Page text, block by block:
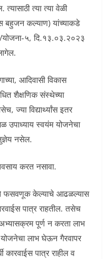
त्या त्या वेळी
बहुजन कल्याण) यांच्याकडे
५, दि.१३.०३.२०२३
आदिवासी विकास
शैक्षणिक संस्थेच्या
ज्या विद्यार्थ्यांस इतर
उपाध्याय स्वयंम योजनेचा
नसेल.
करत नसावा.
फसवणूक केल्याचे आढळल्यास
पात्र राहतील. तसेच
अभ्यासक्रम पूर्ण न करता लाभ
लाभ घेऊन गैरवापर
कारवाईस पात्र राहील व